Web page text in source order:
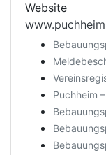
Website
Puchheim